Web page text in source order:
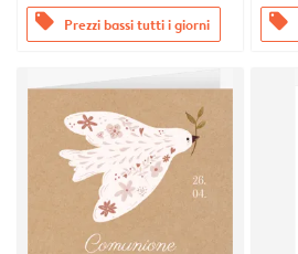
offers Prezzi bassi tutti i giorni offers